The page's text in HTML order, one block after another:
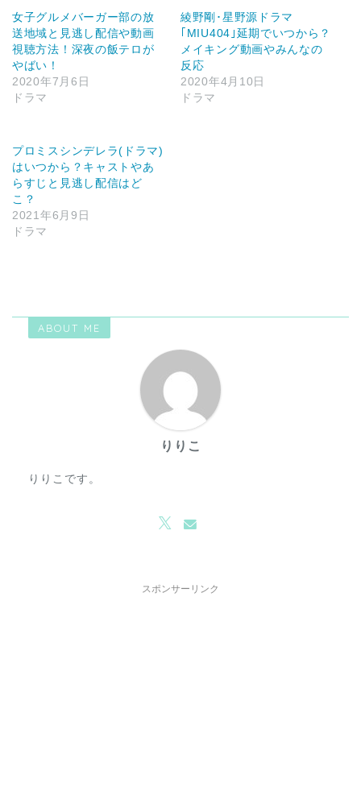
女子グルメバーガー部の放
送地域と見逃し配信や動画
視聴方法！深夜の飯テロが
やばい！
2020年7月6日
ドラマ
綾野剛･星野源ドラマ
｢MIU404｣延期でいつから？
メイキング動画やみんなの
反応
2020年4月10日
ドラマ
プロミスシンデレラ(ドラマ)
はいつから？キャストやあ
らすじと見逃し配信はど
こ？
2021年6月9日
ドラマ
ABOUT ME
りりこ
りりこです。
スポンサーリンク